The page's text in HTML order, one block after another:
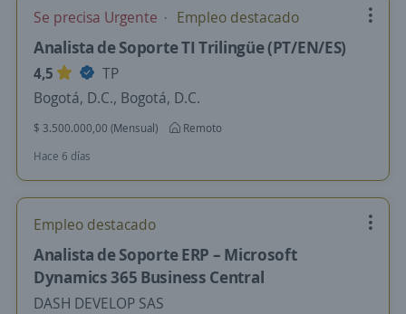
Se precisa Urgente Empleo destacado
Analista de Soporte TI Trilingüe (PT/EN/ES)
4,5
TP
Bogotá, D.C., Bogotá, D.C.
$ 3.500.000,00 (Mensual)
Remoto
Hace 6 días
Empleo destacado
Analista de Soporte ERP – Microsoft
Dynamics 365 Business Central
DASH DEVELOP SAS